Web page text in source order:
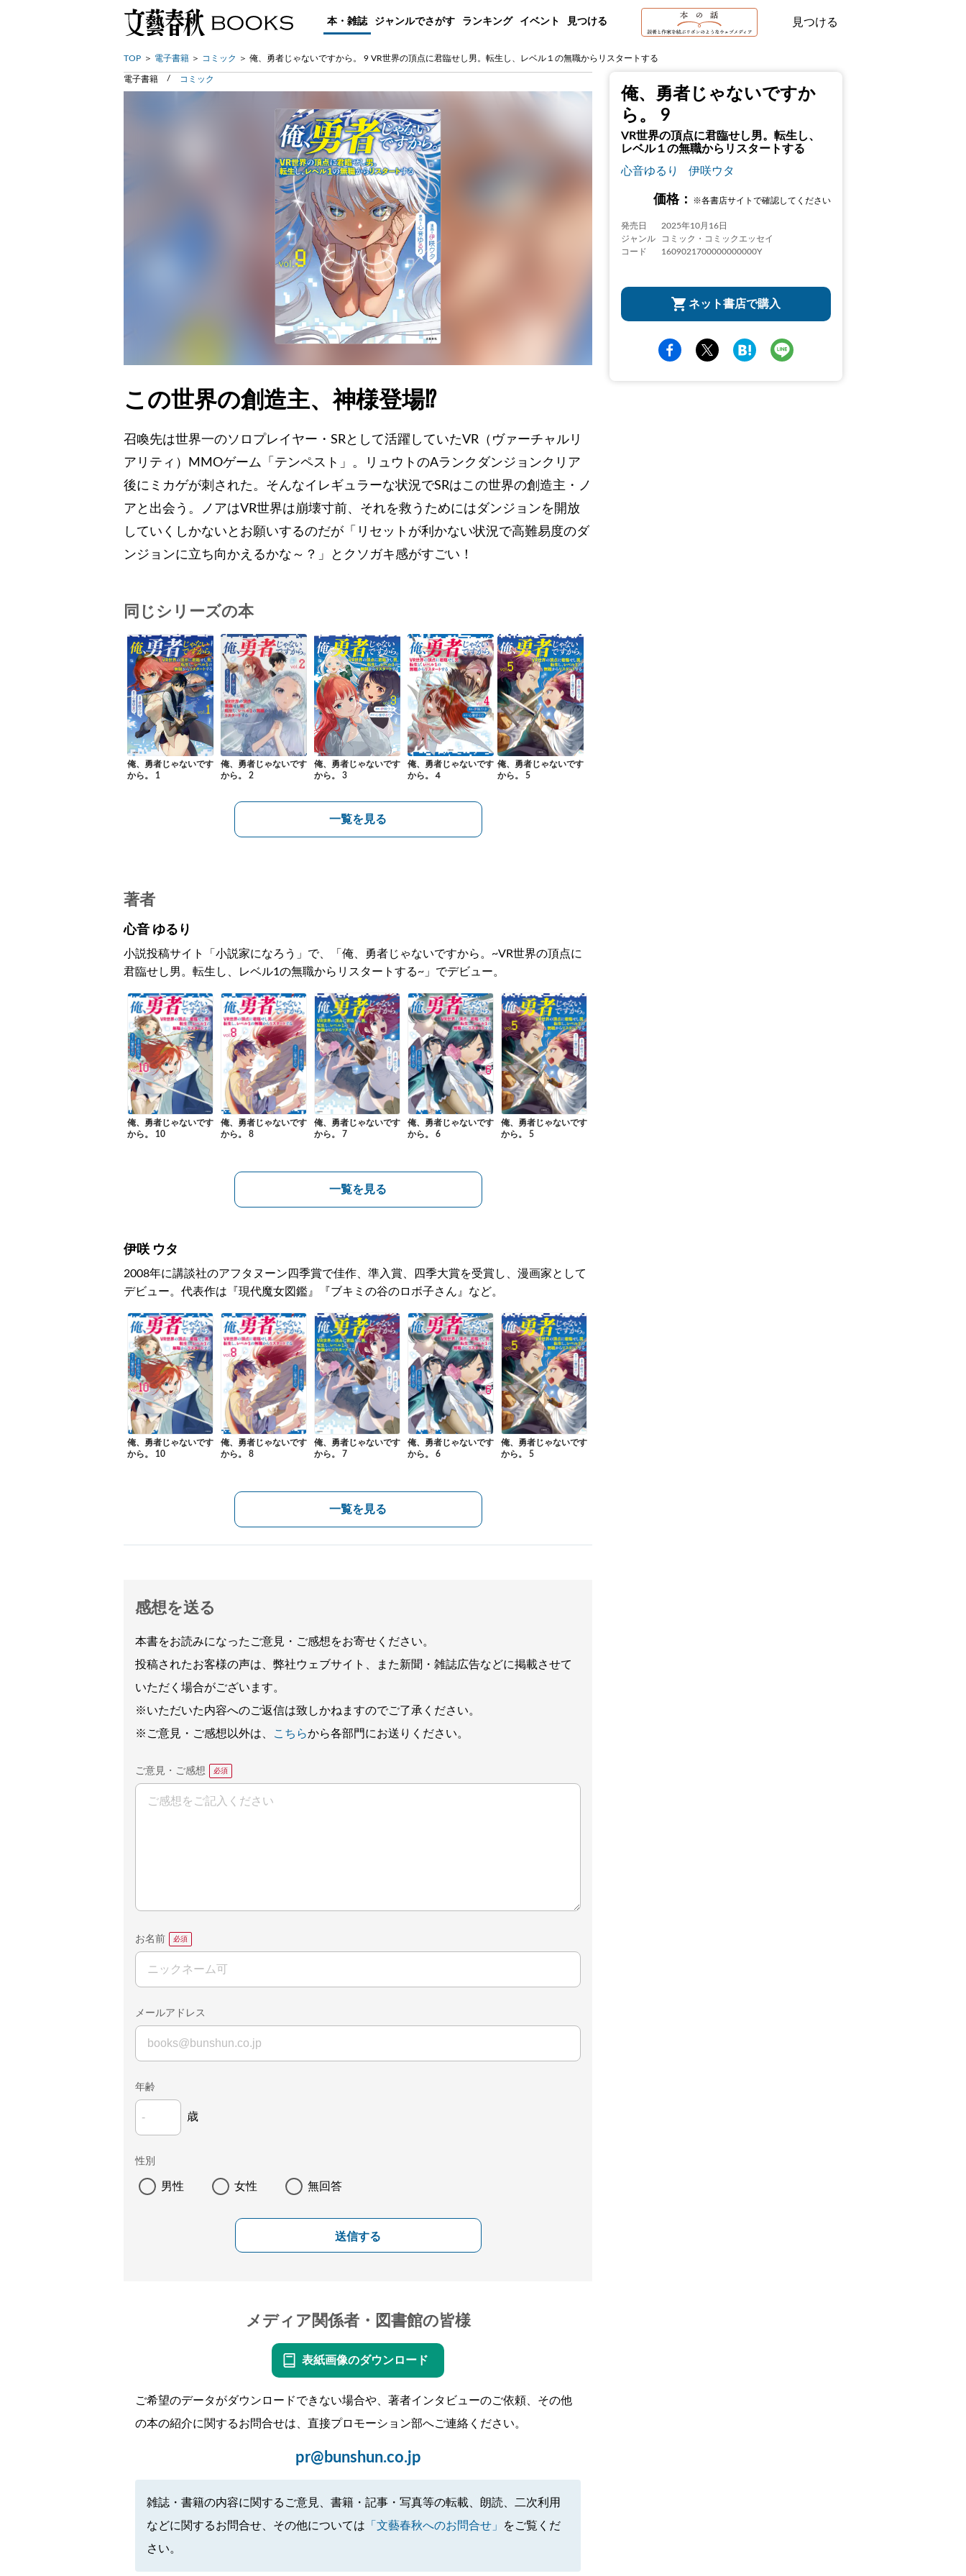
本・雑誌 ジャンルでさがす ランキング イベント 見つける 見つける
TOP 電子書籍 コミック 俺、勇者じゃないですから。 9 VR世界の頂点に君臨せし男。転生し、レベル１の無職からリスタートする
俺、勇者じゃないですか
ら。 9
VR世界の頂点に君臨せし男。転生し、
レベル１の無職からリスタートする
心音ゆるり
伊咲ウタ
価格： ※各書店サイトで確認してください
発売日
2025年10月16日
ジャンル
コミック・コミックエッセイ
コード
1609021700000000000Y
ネット書店で購入
電子書籍 コミック
この世界の創造主、神様登場⁉
召喚先は世界一のソロプレイヤー・SRとして活躍していたVR（ヴァーチャルリ
アリティ）MMOゲーム「テンペスト」。リュウトのAランクダンジョンクリア
後にミカゲが刺された。そんなイレギュラーな状況でSRはこの世界の創造主・ノ
アと出会う。ノアはVR世界は崩壊寸前、それを救うためにはダンジョンを開放
していくしかないとお願いするのだが「リセットが利かない状況で高難易度のダ
ンジョンに立ち向かえるかな～？」とクソガキ感がすごい！
同じシリーズの本
俺、勇者じゃないです
から。 1
俺、勇者じゃないです
から。 2
俺、勇者じゃないです
から。 3
俺、勇者じゃないです
から。４
俺、勇者じゃないです
から。 5
一覧を見る
著者
心音 ゆるり
小説投稿サイト「小説家になろう」で、「俺、勇者じゃないですから。~VR世界の頂点に
君臨せし男。転生し、レベル1の無職からリスタートする~」でデビュー。
俺、勇者じゃないです
から。 10
俺、勇者じゃないです
から。 8
俺、勇者じゃないです
から。 7
俺、勇者じゃないです
から。 6
俺、勇者じゃないです
から。 5
一覧を見る
伊咲 ウタ
2008年に講談社のアフタヌーン四季賞で佳作、準入賞、四季大賞を受賞し、漫画家として
デビュー。代表作は『現代魔女図鑑』『ブキミの谷のロボ子さん』など。
俺、勇者じゃないです
から。 10
俺、勇者じゃないです
から。 8
俺、勇者じゃないです
から。 7
俺、勇者じゃないです
から。 6
俺、勇者じゃないです
から。 5
一覧を見る
感想を送る
本書をお読みになったご意見・ご感想をお寄せください。
投稿されたお客様の声は、弊社ウェブサイト、また新聞・雑誌広告などに掲載させて
いただく場合がございます。
※いただいた内容へのご返信は致しかねますのでご了承ください。
※ご意見・ご感想以外は、
こちらから各部門にお送りください。
ご意見・ご感想
お名前
メールアドレス
年齢
歳
性別
男性 女性 無回答
送信する
メディア関係者・図書館の皆様
表紙画像のダウンロード
ご希望のデータがダウンロードできない場合や、著者インタビューのご依頼、その他
の本の紹介に関するお問合せは、直接プロモーション部へご連絡ください。
pr@bunshun.co.jp
雑誌・書籍の内容に関するご意見、書籍・記事・写真等の転載、朗読、二次利用
などに関するお問合せ、その他については 「文藝春秋へのお問合せ」
をご覧くだ
さい。